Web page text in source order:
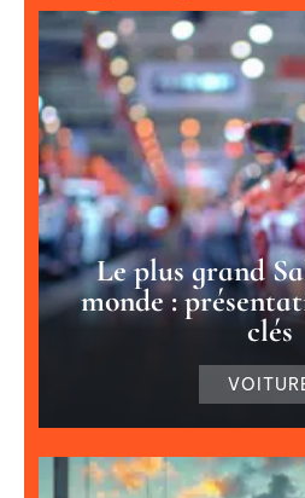
Le plus grand
monde :
clés